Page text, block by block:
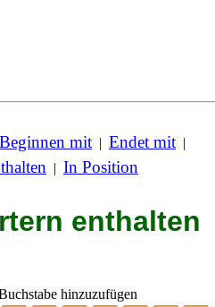
Beginnen mit | Endet mit |
| In Position
enthalten
hinzuzufügen